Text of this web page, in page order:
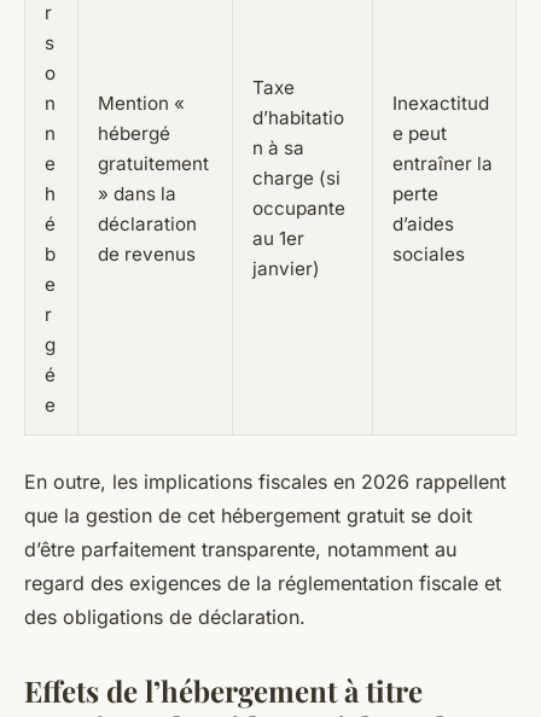
r
s
o
n
n
e
h
é
b
e
r
g
é
e
Mention «
hébergé
gratuitement
» dans la
déclaration
de revenus
Taxe
d’habitatio
n à sa
charge (si
occupante
au 1er
janvier)
Inexactitud
e peut
entraîner la
perte
d’aides
sociales
En outre, les implications fiscales en 2026 rappellent
que la gestion de cet hébergement gratuit se doit
d’être parfaitement transparente, notamment au
regard des exigences de la réglementation fiscale et
des obligations de déclaration.
Effets de l’hébergement à titre